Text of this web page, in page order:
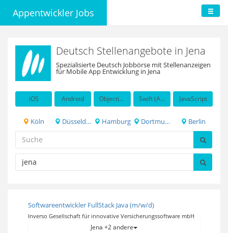
Appentwickler Jobs
Deutsch Stellenangebote in Jena
Spezialisierte Deutsch Jobbörse mit Stellenanzeigen
für Mobile App Entwicklung in Jena
iOS Android Objective-C Swift (Apple programming language) JavaScript
Köln Düsseldorf Hamburg Dortmund Berlin
Softwareentwickler FullStack Java (m/w/d)
Inverso Gesellschaft für innovative Versicherungssoftware mbH
Jena +2 andere